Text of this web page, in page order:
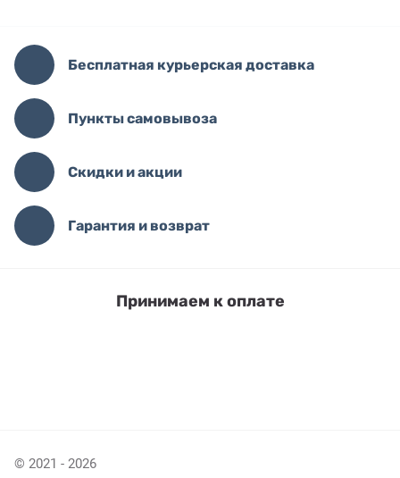
Бесплатная курьерская доставка
Пункты самовывоза
Скидки и акции
Гарантия и возврат
Принимаем к оплате
© 2021 - 2026